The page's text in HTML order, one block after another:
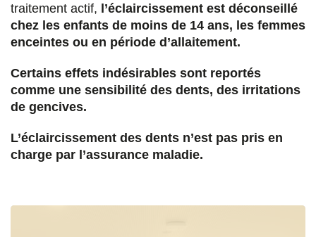
traitement actif, l’éclaircissement est déconseillé
chez les enfants de moins de 14 ans, les femmes
enceintes ou en période d’allaitement.
Certains effets indésirables sont reportés
comme une sensibilité des dents, des irritations
de gencives.
L’éclaircissement des dents n’est pas pris en
charge par l’assurance maladie.